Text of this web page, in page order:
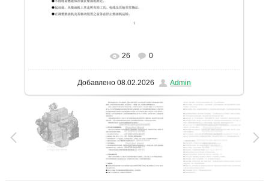
В реальном размере 1131x1600
26 0
Добавлено 08.02.2026 Admin